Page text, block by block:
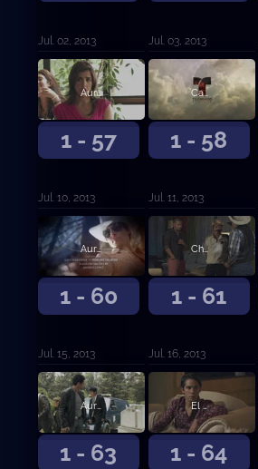
Jul. 02, 2013 Jul. 03, 2013
1 - 57
Aurelio amenaza de muerte al Turco
Jul. 10, 2013
1 - 58
Casillas y sus hombres secuestran a Eugenia
Jul. 11, 2013
1 - 60
Aurelio le ordena al Cabo matar a Tijeras
Jul. 15, 2013
1 - 61
Chacorta sorprende a Ximena y al Turco juntos
Jul. 16, 2013
1 - 63
Aurelio asesina a su amante Mónica Robles
1 - 64
El Cabo planea asesina a Casillas